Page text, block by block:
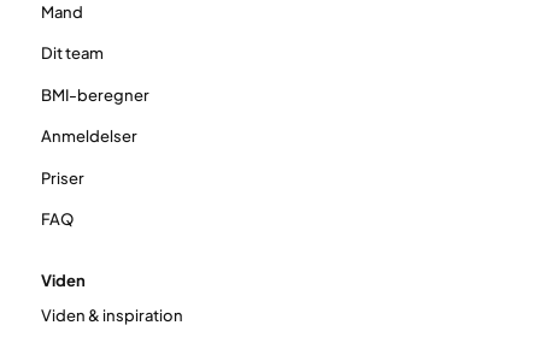
Mand
Dit team
BMI-beregner
Anmeldelser
Priser
FAQ
Viden
Viden & inspiration